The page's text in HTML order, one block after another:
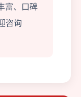
富、口碑
咨询